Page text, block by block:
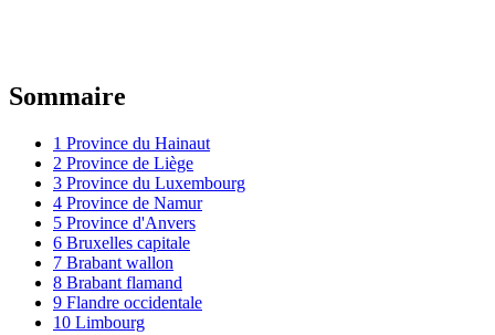
Sommaire
1 Province du Hainaut
2 Province de Liège
3 Province du Luxembourg
4 Province de Namur
5 Province d'Anvers
6 Bruxelles capitale
7 Brabant wallon
8 Brabant flamand
9 Flandre occidentale
10 Limbourg